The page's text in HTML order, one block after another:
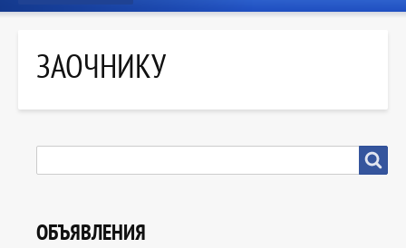
ЗАОЧНИКУ
ОБЪЯВЛЕНИЯ